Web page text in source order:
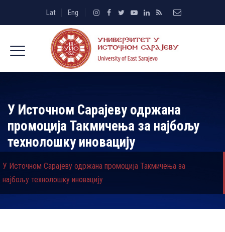
Lat Eng
У Источном Сарајеву одржана
промоција Такмичења за најбољу
технолошку иновацију
У Источном Сарајеву одржана промоција Такмичења за
најбољу технолошку иновацију